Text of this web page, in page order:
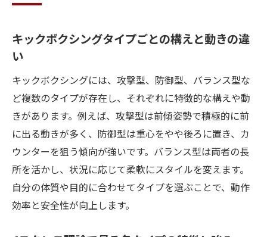
キックボクシングタイプごとの構えと動きの違
い
キックボクシングには、攻撃型、防御型、バランス型な
ど複数のタイプが存在し、それぞれに特徴的な構えや動
きがあります。例えば、攻撃型は前傾姿勢で積極的に前
に出る動きが多く、防御型は重心をやや後ろに置き、カ
ウンターを狙う傾向が強いです。バランス型は両者の長
所を活かし、状況に応じて柔軟にスタイルを変えます。
自分の体質や目的に合わせてタイプを選ぶことで、動作
効率と安全性が向上します。